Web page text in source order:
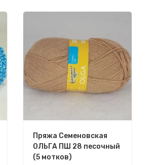
Пряжа Семеновская
ОЛЬГА ПШ 28 песочный
(5 мотков)